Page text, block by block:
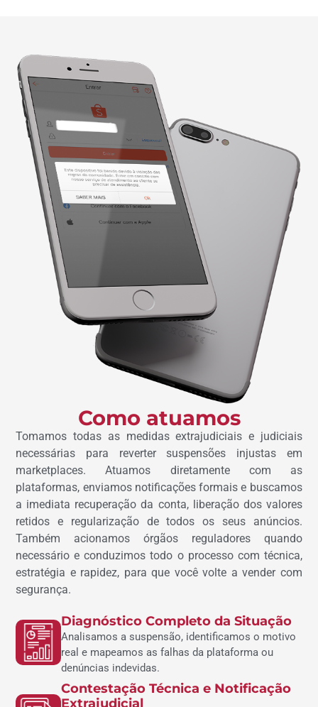
Como atuamos
Tomamos todas as medidas extrajudiciais e judiciais
necessárias para reverter suspensões injustas em
marketplaces. Atuamos diretamente com as
plataformas, enviamos notificações formais e buscamos
a imediata recuperação da conta, liberação dos valores
retidos e regularização de todos os seus anúncios.
Também acionamos órgãos reguladores quando
necessário e conduzimos todo o processo com técnica,
estratégia e rapidez, para que você volte a vender com
segurança.
Diagnóstico Completo da Situação
Analisamos a suspensão, identificamos o motivo
real e mapeamos as falhas da plataforma ou
denúncias indevidas.
Contestação Técnica e Notificação
Extrajudicial